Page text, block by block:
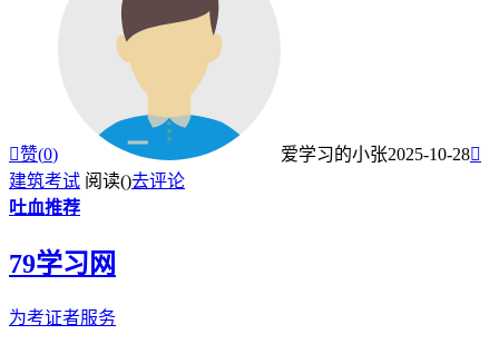
赞(0) 爱学习的小张2025-10-28
建筑考试 阅读()去评论
吐血推荐
79学习网
为考证者服务